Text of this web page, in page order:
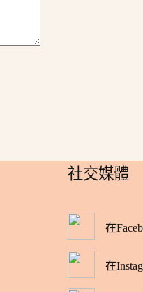
​社交媒體
在
在